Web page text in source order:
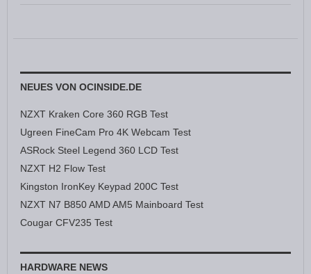
NEUES VON OCINSIDE.DE
NZXT Kraken Core 360 RGB Test
Ugreen FineCam Pro 4K Webcam Test
ASRock Steel Legend 360 LCD Test
NZXT H2 Flow Test
Kingston IronKey Keypad 200C Test
NZXT N7 B850 AMD AM5 Mainboard Test
Cougar CFV235 Test
HARDWARE NEWS